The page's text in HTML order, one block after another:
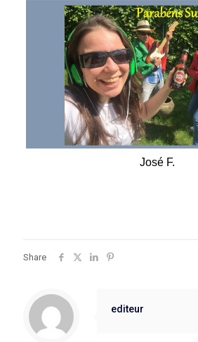
José F.
Share
editeur